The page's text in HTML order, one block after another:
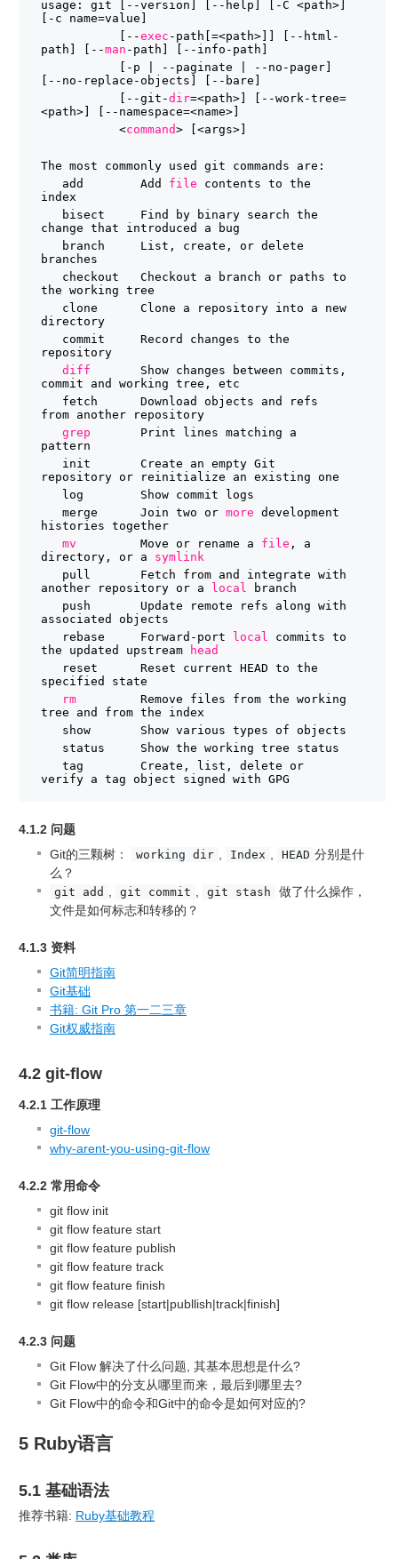
usage: git [--version] [--help] [-C <path>]
[-c name=value]
[--exec -path[=<path>]] [--html-
path] [--man -path] [--info-path]
[-p | --paginate | --no-pager]
[--no-replace-objects] [--bare]
[--git-dir=<path>] [--work-tree=
<path>] [--namespace=<name>]
<command> [<args>]
The most commonly used git commands are:
add        Add file
contents to the
index
bisect     Find by binary search the
change that introduced a bug
branch     List, create, or delete
branches
checkout   Checkout a branch or paths to
the working tree
clone      Clone a repository into a new
directory
commit     Record changes to the
repository
diff
Show changes between commits,
commit and working tree, etc
fetch      Download objects and refs
from another repository
grep
Print lines matching a
pattern
init       Create an empty Git
repository or reinitialize an existing one
log        Show commit logs
merge      Join two or more
development
histories together
mv
Move or rename a file , a
directory, or a symlink
pull       Fetch from and integrate with
another repository or a
local
branch
push       Update remote refs along with
associated objects
rebase     Forward-port
local
commits to
the updated upstream
head
reset      Reset current HEAD to the
specified state
rm
Remove files from the working
tree and from the index
show       Show various types of objects
status     Show the working tree status
tag        Create, list, delete or
verify a tag object signed with GPG
4.1.2 问题
Git的三颗树：
working dir Index HEAD 分别是什
么？
git add git commit git stash
做了什么操作，
文件是如何标志和转移的？
4.1.3 资料
Git简明指南
Git基础
书籍: Git Pro 第一二三章
Git权威指南
4.2 git-flow
4.2.1 工作原理
git-flow
why-arent-you-using-git-flow
4.2.2 常用命令
git flow init
git flow feature start
git flow feature publish
git flow feature track
git flow feature finish
git flow release [start|publlish|track|finish]
4.2.3 问题
Git Flow 解决了什么问题, 其基本思想是什么?
Git Flow中的分支从哪里而来，最后到哪里去?
Git Flow中的命令和Git中的命令是如何对应的?
5 Ruby语言
5.1 基础语法
推荐书籍: Ruby基础教程